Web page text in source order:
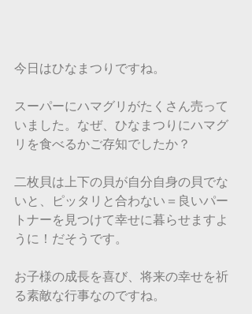
今日はひなまつりですね。
スーパーにハマグリがたくさん売って
いました。なぜ、ひなまつりにハマグ
リを食べるかご存知でしたか？
二枚貝は上下の貝が自分自身の貝でな
いと、ピッタリと合わない＝良いパー
トナーを見つけて幸せに暮らせますよ
うに！だそうです。
お子様の成長を喜び、将来の幸せを祈
る素敵な行事なのですね。